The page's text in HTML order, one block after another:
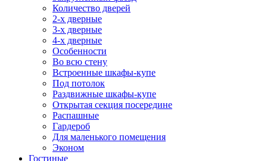
Количество дверей
2-х дверные
3-х дверные
4-х дверные
Особенности
Во всю стену
Встроенные шкафы-купе
Под потолок
Раздвижные шкафы-купе
Открытая секция посередине
Распашные
Гардероб
Для маленького помещения
Эконом
Гостиные